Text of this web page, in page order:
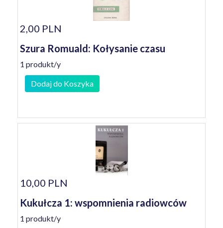
2,00 PLN
Szura Romuald: Kołysanie czasu
1 produkt/y
Dodaj do Koszyka
10,00 PLN
Kukułcza 1: wspomnienia radiowców
1 produkt/y